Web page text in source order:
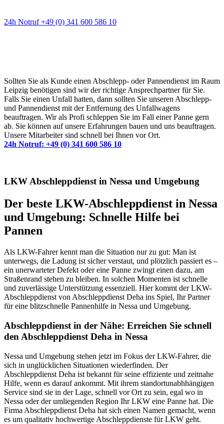
24h Notruf +49 (0) 341 600 586 10
Sollten Sie als Kunde einen Abschlepp- oder Pannendienst im Raum
Leipzig benötigen sind wir der richtige Ansprechpartner für Sie.
Falls Sie einen Unfall hatten, dann sollten Sie unseren Abschlepp-
und Pannendienst mit der Entfernung des Unfallwagens
beauftragen. Wir als Profi schleppen Sie im Fall einer Panne gern
ab. Sie können auf unsere Erfahrungen bauen und uns beauftragen.
Unsere Mitarbeiter sind schnell bei Ihnen vor Ort.
24h Notruf: +49 (0) 341 600 586 10
LKW Abschleppdienst in Nessa und Umgebung
Der beste LKW-Abschleppdienst in Nessa
und Umgebung: Schnelle Hilfe bei
Pannen
Als LKW-Fahrer kennt man die Situation nur zu gut: Man ist
unterwegs, die Ladung ist sicher verstaut, und plötzlich passiert es –
ein unerwarteter Defekt oder eine Panne zwingt einen dazu, am
Straßenrand stehen zu bleiben. In solchen Momenten ist schnelle
und zuverlässige Unterstützung essenziell. Hier kommt der LKW-
Abschleppdienst von Abschleppdienst Deha ins Spiel, Ihr Partner
für eine blitzschnelle Pannenhilfe in Nessa und Umgebung.
Abschleppdienst in der Nähe: Erreichen Sie schnell
den Abschleppdienst Deha in Nessa
Nessa und Umgebung stehen jetzt im Fokus der LKW-Fahrer, die
sich in unglücklichen Situationen wiederfinden. Der
Abschleppdienst Deha ist bekannt für seine effiziente und zeitnahe
Hilfe, wenn es darauf ankommt. Mit ihrem standortunabhhängigen
Service sind sie in der Lage, schnell vor Ort zu sein, egal wo in
Nessa oder der umliegenden Region Ihr LKW eine Panne hat. Die
Firma Abschleppdienst Deha hat sich einen Namen gemacht, wenn
es um qualitativ hochwertige Abschleppdienste für LKW geht.